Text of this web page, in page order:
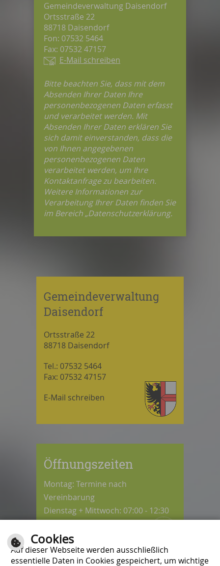
Gemeindeverwaltung Daisendorf
Ortsstraße 22
88718 Daisendorf
Fon: 07532 5464
Fax: 07532 47157
E-Mail schreiben
Bitte beachten Sie, dass mit dem
Absenden Ihrer Daten Ihre
personenbezogenen Daten erfasst
und verarbeitet werden. Mit
Absenden Ihrer Daten erklären Sie
sich damit einverstanden, dass die
von Ihnen angegebenen
personenbezogenen Daten
verarbeitet werden, um Ihre
Kontaktanfrage zu bearbeiten.
Weitere Informationen zur
Verarbeitung Ihrer Daten finden Sie
im Bereich „Datenschutzerklärung.
Gemeindeverwaltung
Daisendorf
Ortsstraße 22
88718 Daisendorf
Tel.: 07532 5464
Fax: 07532 47157
E-Mail schreiben
Öffnungszeiten
Montag: Termine nach
Vereinbarung
Dienstag + Mittwoch: 07:00 - 12:30
Donnerstag: 08:30 - 12:30 / 14:00 -
18:00 Uhr
Freitag: 07:00 - 12:00 Uhr
Cookies
Auf dieser Webseite werden ausschließlich
essentielle Daten in Cookies gespeichert, um wichtige